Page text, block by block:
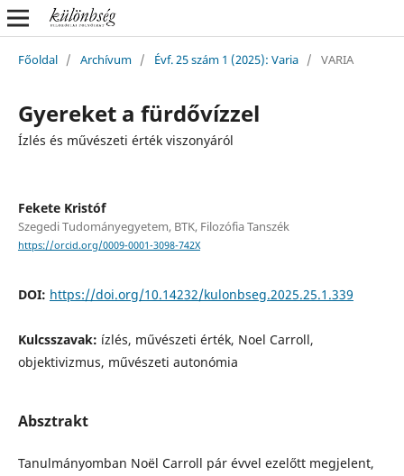
Főoldal / Archívum / Évf. 25 szám 1 (2025): Varia / VARIA
Gyereket a fürdővízzel
Ízlés és művészeti érték viszonyáról
Fekete Kristóf
Szegedi Tudományegyetem, BTK, Filozófia Tanszék
https://orcid.org/0009-0001-3098-742X
DOI: https://doi.org/10.14232/kulonbseg.2025.25.1.339
Kulcsszavak: ízlés, művészeti érték, Noel Carroll,
objektivizmus, művészeti autonómia
Absztrakt
Tanulmányomban Noël Carroll pár évvel ezelőtt megjelent,